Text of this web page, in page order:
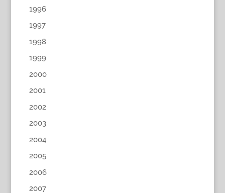
1996
1997
1998
1999
2000
2001
2002
2003
2004
2005
2006
2007